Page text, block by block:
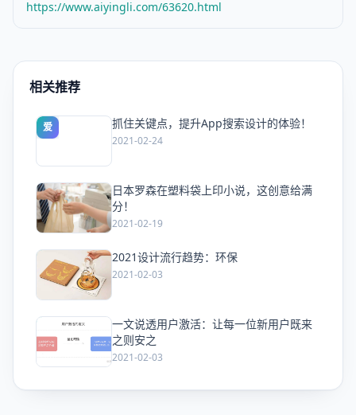
https://www.aiyingli.com/63620.html
相关推荐
爱 抓住关键点，提升App搜索设计的体验！
2021-02-24
爱
日本罗森在塑料袋上印小说，这创意给满
分！
2021-02-19
爱 2021设计流行趋势：环保
2021-02-03
一文说透用户激活：让每一位新用户既来
之则安之
2021-02-03